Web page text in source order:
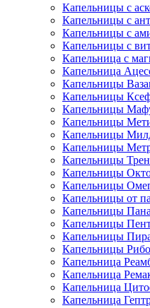
Капельницы с
Капельницы с
Капельницы с
Капельницы с
Капельница с
Капельница
Капельницы
Капельницы
Капельницы
Капельницы
Капельницы
Капельницы
Капельницы
Капельницы
Капельницы
Капельницы от
Капельницы
Капельницы
Капельницы
Капельницы
Капельница
Капельница
Капельница
Капельница